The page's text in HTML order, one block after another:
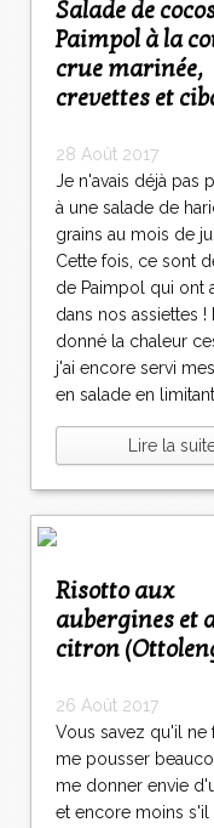
Salade de cocos de
Paimpol à la
crue marinée,
crevettes et
28 Août 2017
Je n'avais déjà pas
à une salade de
grains au mois de
Cette fois, ce sont
de Paimpol qui ont
dans nos assiettes !
donné la chaleur
j'ai encore servi
en salade en
Lire la
Risotto aux
aubergines et
citron
26 Août 2017
Vous savez qu'il ne
me pousser
me donner envie
et encore moins s'il